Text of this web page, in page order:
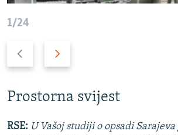
1/24
t
o
e
n
Prostorna svijest
RSE: U Vašoj studiji o opsadi